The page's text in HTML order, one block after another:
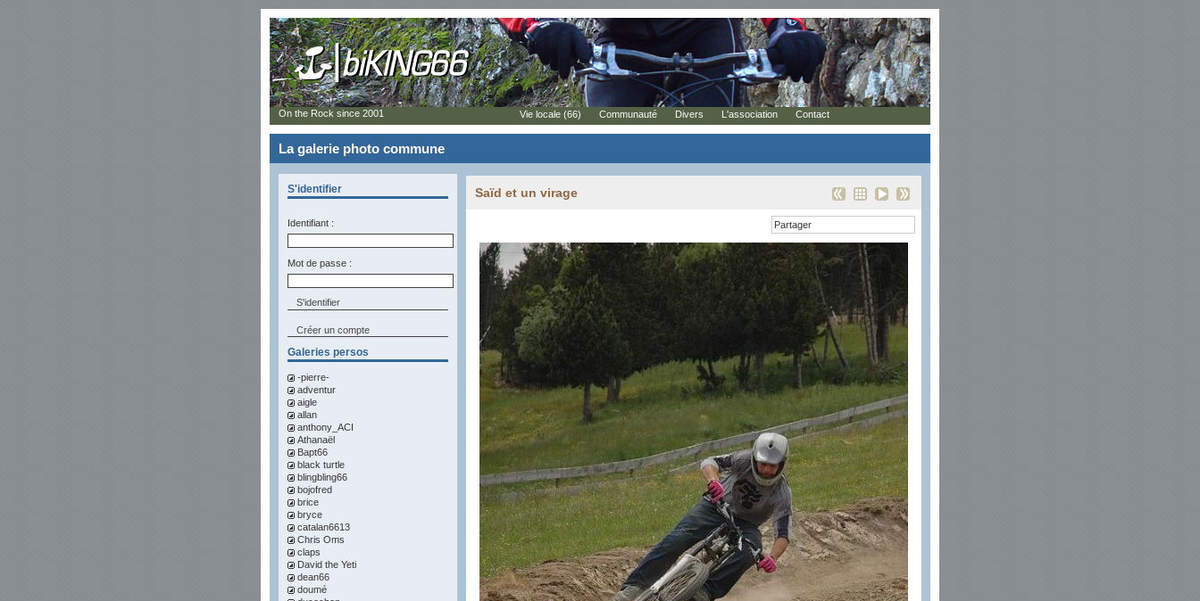
La galerie photo commune
S'identifier
Identifiant :
Mot de passe :
Créer un compte
Galeries persos
-pierre-
adventur
aigle
allan
anthony_ACI
Athanaël
Bapt66
black turtle
blingbling66
bojofred
brice
bryce
catalan6613
Chris Oms
claps
David the Yeti
dean66
doumé
Saïd et un virage
Partager
On the Rock since 2001 Vie locale (66) Communauté Divers L'association Contact